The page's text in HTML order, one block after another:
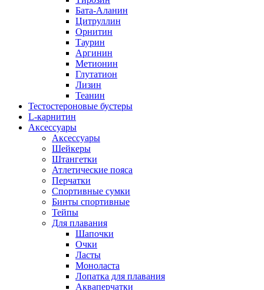
Бата-Аланин
Цитруллин
Орнитин
Таурин
Аргинин
Метионин
Глутатион
Лизин
Теанин
Тестостероновые бустеры
L-карнитин
Аксессуары
Аксессуары
Шейкеры
Штангетки
Атлетические пояса
Перчатки
Спортивные сумки
Бинты спортивные
Тейпы
Для плавания
Шапочки
Очки
Ласты
Моноласта
Лопатка для плавания
Акваперчатки